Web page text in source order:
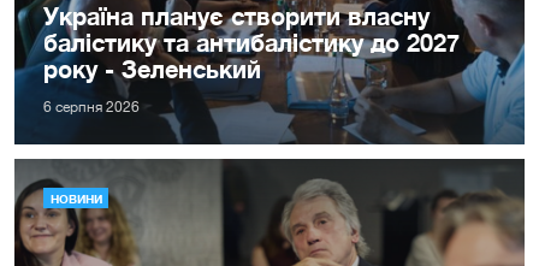
Україна планує створити власну
балістику та антибалістику до 2027
року - Зеленський
6 серпня 2026
НОВИНИ